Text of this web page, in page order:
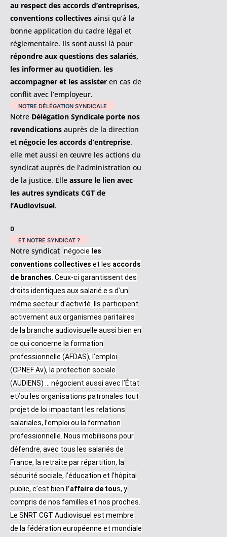
au respect des accords d’entreprises,
conventions collectives ainsi qu’à la
bonne application du cadre légal et
réglementaire. Ils sont aussi là pour
répondre aux questions des salariés,
les informer au quotidien, les
accompagner et les assister en cas de
conflit avec l’employeur.
NOTRE DÉLÉGATION SYNDICALE
Notre Délégation Syndicale porte nos
revendications auprès de la direction
et négocie les accords d’entreprise.
elle met aussi en œuvre les actions du
syndicat auprès de l’administration ou
de la justice. Elle assure le lien avec
les autres syndicats CGT de
l’Audiovisuel.
D
ET NOTRE SYNDICAT ?
Notre syndicat négocie les
conventions collectives et les accords
de branches . Ceux-ci garantissent des
droits identiques aux salarié.e.s d’un
même secteur d’activité. Ils participent
activement aux organismes paritaires
de la branche audiovisuelle aussi bien en
ce qui concerne la formation
professionnelle (AFDAS), l’emploi
(CPNEF Av), la protection sociale
(AUDIENS) … négocient aussi avec l’État
et/ou les organisations patronales tout
projet de loi impactant les relations
salariales, l’emploi ou la formation
professionnelle. Nous mobilisons pour
défendre, avec tous les salariés de
France, la retraite par répartition, la
sécurité sociale, l’éducation et l’hôpital
public, c’est bien l’affaire de tous, y
compris de nos familles et nos proches.
Le SNRT CGT Audiovisuel est membre
de la fédération européenne et mondiale